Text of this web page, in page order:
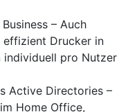
– Auch
effizient Drucker in
individuell pro Nutzer
Active Directories –
Home Office,